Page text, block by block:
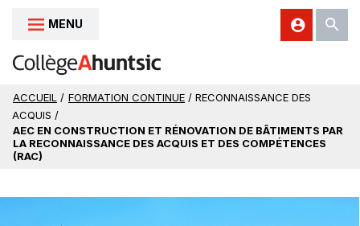
Aller au contenu
MENU
ACCUEIL / FORMATION CONTINUE / RECONNAISSANCE DES
ACQUIS /
AEC EN CONSTRUCTION ET RÉNOVATION DE BÂTIMENTS PAR
LA RECONNAISSANCE DES ACQUIS ET DES COMPÉTENCES
(RAC)